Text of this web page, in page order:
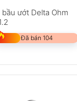
ướt Delta Ohm
Đã bán 104